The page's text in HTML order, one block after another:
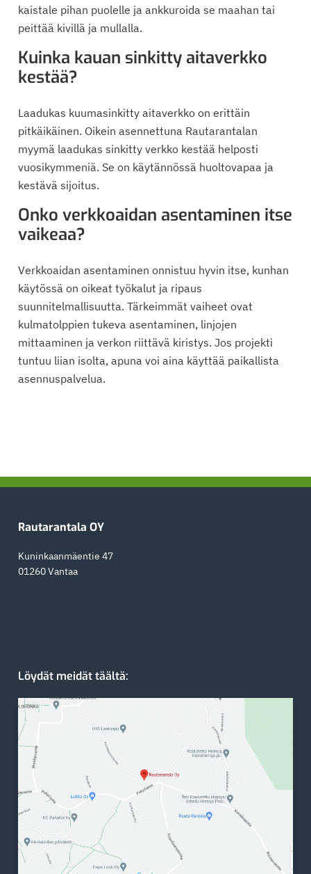
kaistale pihan puolelle ja ankkuroida se maahan tai
peittää kivillä ja mullalla.
Kuinka kauan sinkitty aitaverkko
kestää?
Laadukas kuumasinkitty aitaverkko on erittäin
pitkäikäinen. Oikein asennettuna Rautarantalan
myymä laadukas sinkitty verkko kestää helposti
vuosikymmeniä. Se on käytännössä huoltovapaa ja
kestävä sijoitus.
Onko verkkoaidan asentaminen itse
vaikeaa?
Verkkoaidan asentaminen onnistuu hyvin itse, kunhan
käytössä on oikeat työkalut ja ripaus
suunnitelmallisuutta. Tärkeimmät vaiheet ovat
kulmatolppien tukeva asentaminen, linjojen
mittaaminen ja verkon riittävä kiristys. Jos projekti
tuntuu liian isolta, apuna voi aina käyttää paikallista
asennuspalvelua.
Footer
Rautarantala OY
Kuninkaanmäentie 47
01260 Vantaa
Löydät meidät täältä: